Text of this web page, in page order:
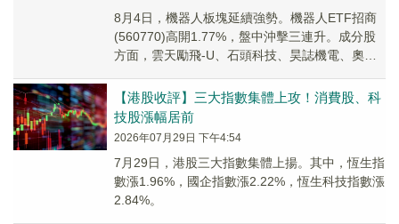
8月4日，機器人板塊延續強勢。機器人ETF招商
(560770)高開1.77%，盤中沖擊三連升。成分股
方面，雲天勵飛-U、石頭科技、昊誌機電、奧比
【港股收評】三大指數集體上攻！消費股、科
技股漲幅居前
2026年07月29日 下午4:54
7月29日，港股三大指數集體上揚。其中，恆生指
數漲1.96%，國企指數漲2.22%，恆生科技指數漲
2.84%。